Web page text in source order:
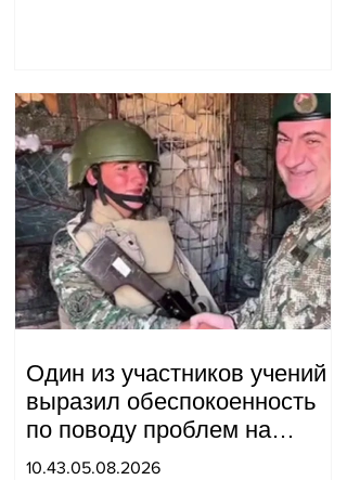
Один из участников учений
выразил обеспокоенность
по поводу проблем на
одном из постов в Сюнике.
10.43.05.08.2026